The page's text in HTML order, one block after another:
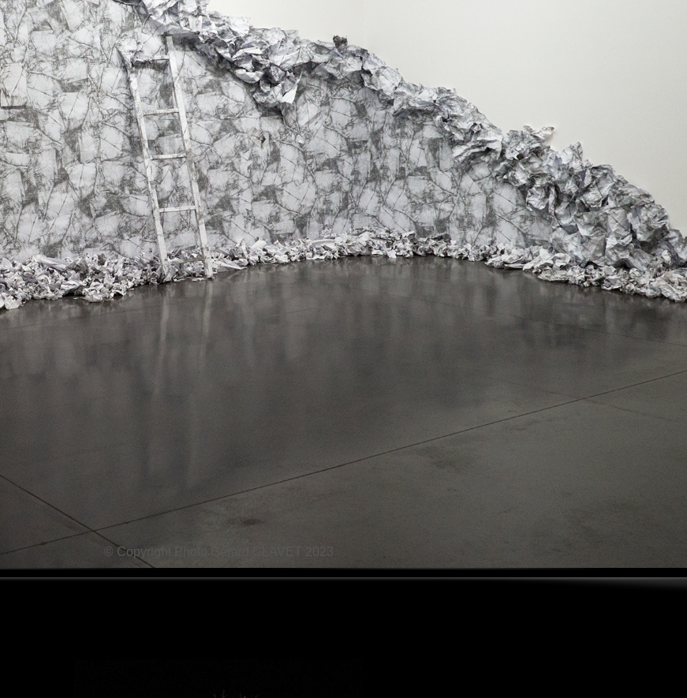
© Copyright Photo Gérard CLAVET 2023